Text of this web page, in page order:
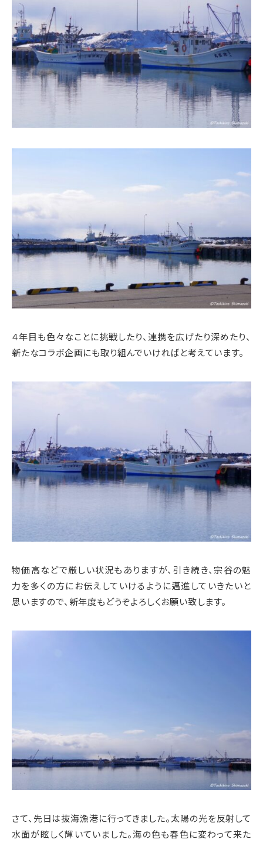
４年目も色々なことに挑戦したり、連携を広げたり深めたり、
新たなコラボ企画にも取り組んでいければと考えています。
物価高などで厳しい状況もありますが、引き続き、宗谷の魅
力を多くの方にお伝えしていけるように邁進していきたいと
思いますので、新年度もどうぞよろしくお願い致します。
さて、先日は抜海漁港に行ってきました。太陽の光を反射して
水面が眩しく輝いていました。海の色も春色に変わって来た